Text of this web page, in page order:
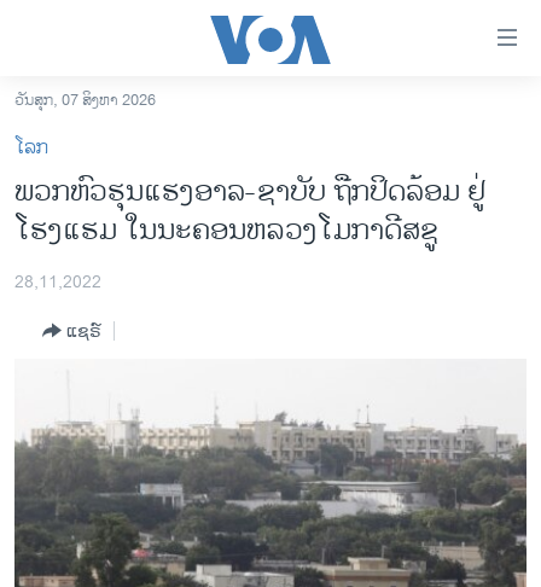
ເຂົ້າ
ຫາ
ຂ້າມ
ຂ້າມ
ຫາ
ອາເມຣິກາ
ຂ່າວ​ຈີນ
ໂລກ
ອິດສະຫຼະພາບດ້ານການຂ່າວ
ຊີວິດຊາວລາວ
ຊຸມຊົນຊາວລາວ
ວິທະຍາສາດ-ເທັກໂນໂລຈີ
ວັນສຸກ, 07 ສິງຫາ 2026
ໂລກ
ພວກຫົວຮຸນແຮງອາລ-ຊາບັບ ຖືກປິດລ້ອມ ຢູ່
ໂຮງແຮມ ໃນນະຄອນຫລວງໂມກາດີສຊູ
28,11,2022
ແຊຣ໌